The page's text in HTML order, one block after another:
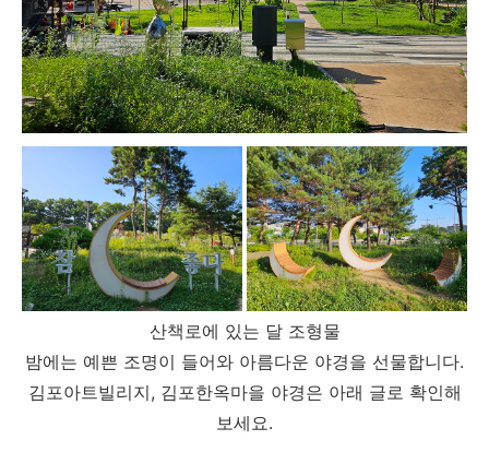
산책로에 있는 달 조형물
밤에는 예쁜 조명이 들어와 아름다운 야경을 선물합니다.
김포아트빌리지, 김포한옥마을 야경은 아래 글로 확인해
보세요.